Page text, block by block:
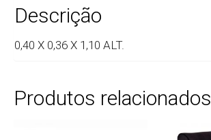
Descrição
0,40 X 0,36 X 1,10 ALT.
Produtos relacionados